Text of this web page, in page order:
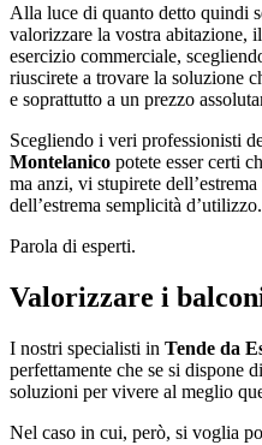
Alla luce di quanto detto quindi
valorizzare la vostra abitazione,
esercizio commerciale,
riuscirete a trovare la soluzione
e soprattutto a un prezzo
Scegliendo i veri professionisti
Montelanico potete esser certi
ma anzi, vi stupirete
dell’estrema semplicità d’utilizzo.
Parola di esperti.
Valorizzare i
I nostri specialisti in Tende da
perfettamente che se si dispone
soluzioni per vivere al meglio
Nel caso in cui, però, si voglia